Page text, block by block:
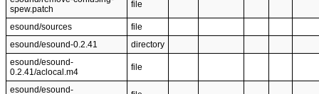
spew.patch
file
esound/sources
file
esound/esound-0.2.41
directory
esound/esound-
0.2.41/aclocal.m4
file
esound/esound-